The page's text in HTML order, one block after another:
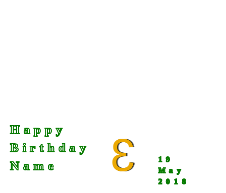
Happy
Birthday
Name
3
19
May
2018